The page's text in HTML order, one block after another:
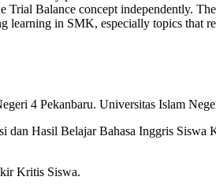
Trial Balance concept independently.
learning in SMK, especially topics that
4 Pekanbaru. Universitas Islam
Hasil Belajar Bahasa Inggris Siswa
Kritis Siswa.